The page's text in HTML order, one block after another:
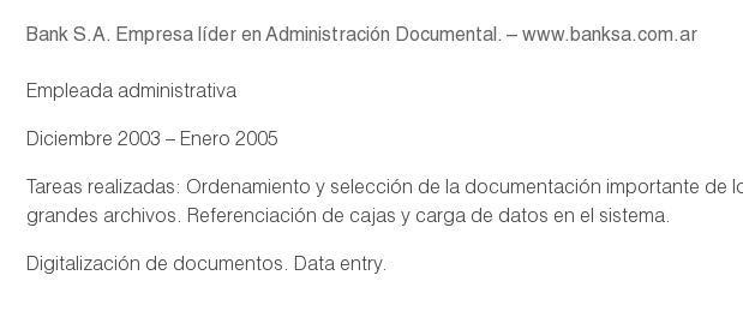
Bank S.A. Empresa líder en Administración Documental. – www.banksa.com.ar
Empleada administrativa
Diciembre 2003 – Enero 2005
Tareas realizadas: Ordenamiento y selección de la documentación importante de
grandes archivos. Referenciación de cajas y carga de datos en el sistema.
Digitalización de documentos. Data entry.